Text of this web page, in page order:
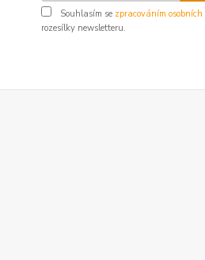
Souhlasím se zpracováním
rozesílky newsletteru.